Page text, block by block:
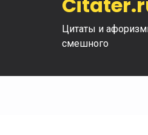
Цитаты и
смешного